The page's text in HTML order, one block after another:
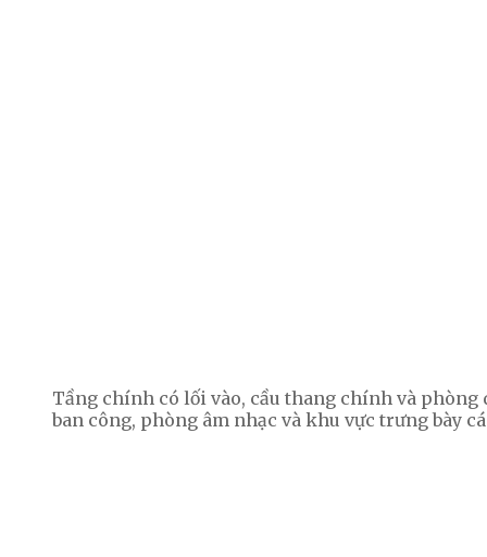
Tầng chính có lối vào, cầu thang chính và phòng
ban công, phòng âm nhạc và khu vực trưng bày